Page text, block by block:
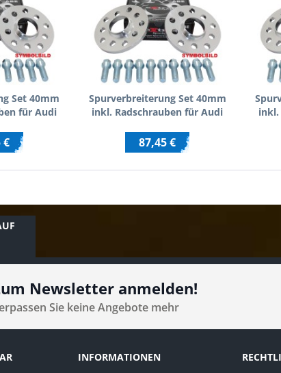
Set 40mm
für Audi
€
Spurverbreiterung Set 40mm
inkl. Radschrauben für Audi
87,45 €
inkl.
Newsletter anmelden!
Sie keine Angebote mehr
INFORMATIONEN